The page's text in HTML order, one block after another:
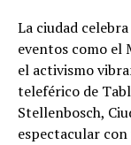
La ciudad
eventos como el
el activismo
teleférico de
Stellenbosch,
espectacular con